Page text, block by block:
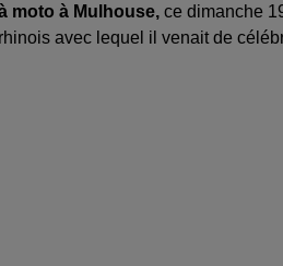
moto à Mulhouse, ce dimanche
avec lequel il venait de